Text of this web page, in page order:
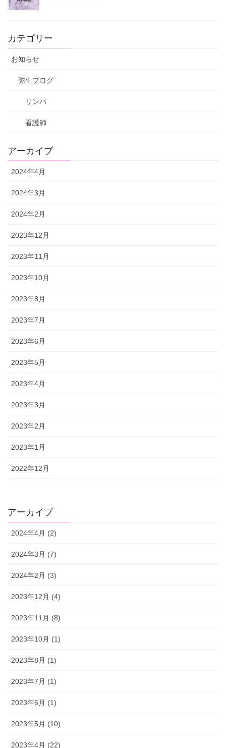
カテゴリー
お知らせ
弥生ブログ
リンパ
看護師
アーカイブ
2024年4月
2024年3月
2024年2月
2023年12月
2023年11月
2023年10月
2023年8月
2023年7月
2023年6月
2023年5月
2023年4月
2023年3月
2023年2月
2023年1月
2022年12月
アーカイブ
2024年4月 (2)
2024年3月 (7)
2024年2月 (3)
2023年12月 (4)
2023年11月 (8)
2023年10月 (1)
2023年8月 (1)
2023年7月 (1)
2023年6月 (1)
2023年5月 (10)
2023年4月 (22)